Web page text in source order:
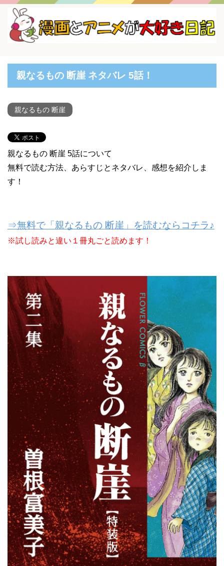
親なるもの 断崖 ネタバレ 5話！
親なるもの 断崖
親なるもの 断崖 5話について
無料で読む方法、あらすじとネタバレ、感想を紹介しま
す！
⇒無料で「親なるもの 断崖」を読むならコチラ♪
※試し読みと違い１冊丸ごと読めます！